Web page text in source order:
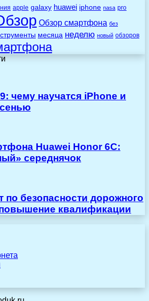
apple galaxy huawei iphone nasa pro
Обзор смартфона без
месяца неделю новый обзоров
чему научатся iPhone и
Huawei Honor 6C:
середнячок
по безопасности дорожного
квалификации